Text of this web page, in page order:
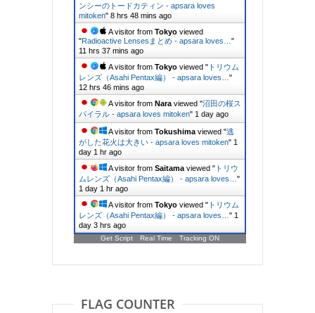
ンシーのトードカティン - apsara loves
mitoken" 8 hrs 48 mins ago
A visitor from Tokyo viewed
"Radioactive Lensesまとめ - apsara loves… "
11 hrs 37 mins ago
A visitor from Tokyo viewed " トリウム
レンズ（Asahi Pentax編） - apsara loves… "
12 hrs 46 mins ago
A visitor from Nara viewed "沼田の桜ス
パイラル - apsara loves mitoken" 1 day ago
A visitor from Tokushima viewed "逃
がした花火は大きい - apsara loves mitoken" 1
day 1 hr ago
A visitor from Saitama viewed " トリウ
ムレンズ（Asahi Pentax編） - apsara loves… "
1 day 1 hr ago
A visitor from Tokyo viewed " トリウム
レンズ（Asahi Pentax編） - apsara loves… " 1
day 3 hrs ago
Get Script Real Time Tracking ON
FLAG COUNTER